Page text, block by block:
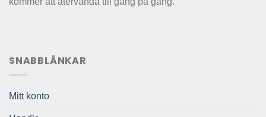
SNABBLÄNKAR
Mitt konto